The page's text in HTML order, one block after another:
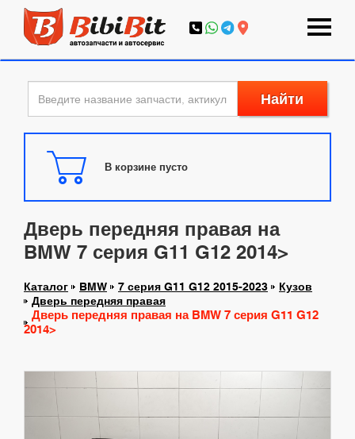
Найти
В корзине пусто
Дверь передняя правая на
BMW 7 серия G11 G12 2014>
Каталог BMW 7 серия G11 G12 2015-2023
Кузов
Дверь передняя правая
Дверь передняя правая на BMW 7 серия G11 G12
2014>